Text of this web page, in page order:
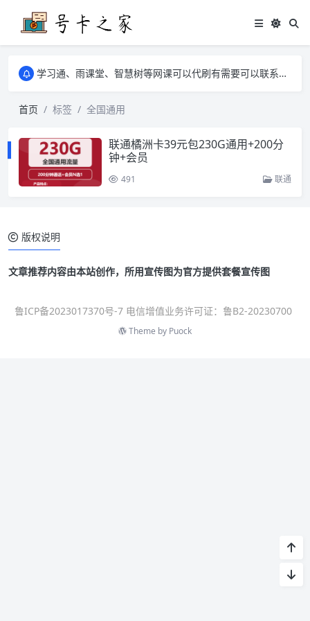
学习通、雨课堂、智慧树等网课可以代刷有需要可以联系邮箱i@tuzi.la
学习通、雨课堂、智慧树等网课可以代刷有需要可以联系邮箱i@tuzi.la
首页
标签 全国通用
联通橘洲卡39元包230G通用+200分
钟+会员
491 联通
版权说明
文章推荐内容由本站创作，所用宣传图为官方提供套餐宣传图
鲁ICP备2023017370号-7 电信增值业务许可证：鲁B2-20230700
Theme by Puock